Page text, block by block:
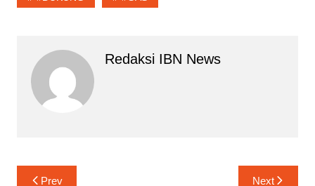
Redaksi IBN News
Navigasi
Prev Next